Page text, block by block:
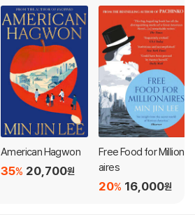
American Hagwon
20,700원
35%
Free Food for Million
aires
16,000원
20%